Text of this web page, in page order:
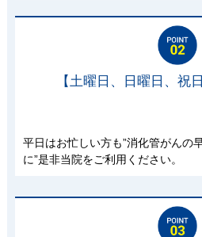
【土曜日、日曜日、祝
平日はお忙しい方も”消化管がんの
に”是非当院をご利用ください。